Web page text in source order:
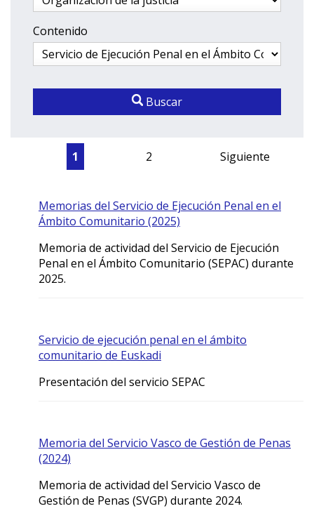
Contenido
Buscar
1 2 Siguiente
Memorias del Servicio de Ejecución Penal en el
Ámbito Comunitario (2025)
Memoria de actividad del Servicio de Ejecución
Penal en el Ámbito Comunitario (SEPAC) durante
2025.
Servicio de ejecución penal en el ámbito
comunitario de Euskadi
Presentación del servicio SEPAC
Memoria del Servicio Vasco de Gestión de Penas
(2024)
Memoria de actividad del Servicio Vasco de
Gestión de Penas (SVGP) durante 2024.